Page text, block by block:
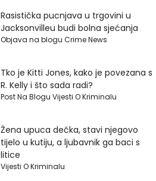
Rasistička pucnjava u trgovini u
Jacksonvilleu budi bolna sjećanja
Objava na blogu Crime News
Tko je Kitti Jones, kako je povezana s
R. Kelly i što sada radi?
Post Na Blogu Vijesti O Kriminalu
Žena upuca dečka, stavi njegovo
tijelo u kutiju, a ljubavnik ga baci s
litice
Vijesti O Kriminalu